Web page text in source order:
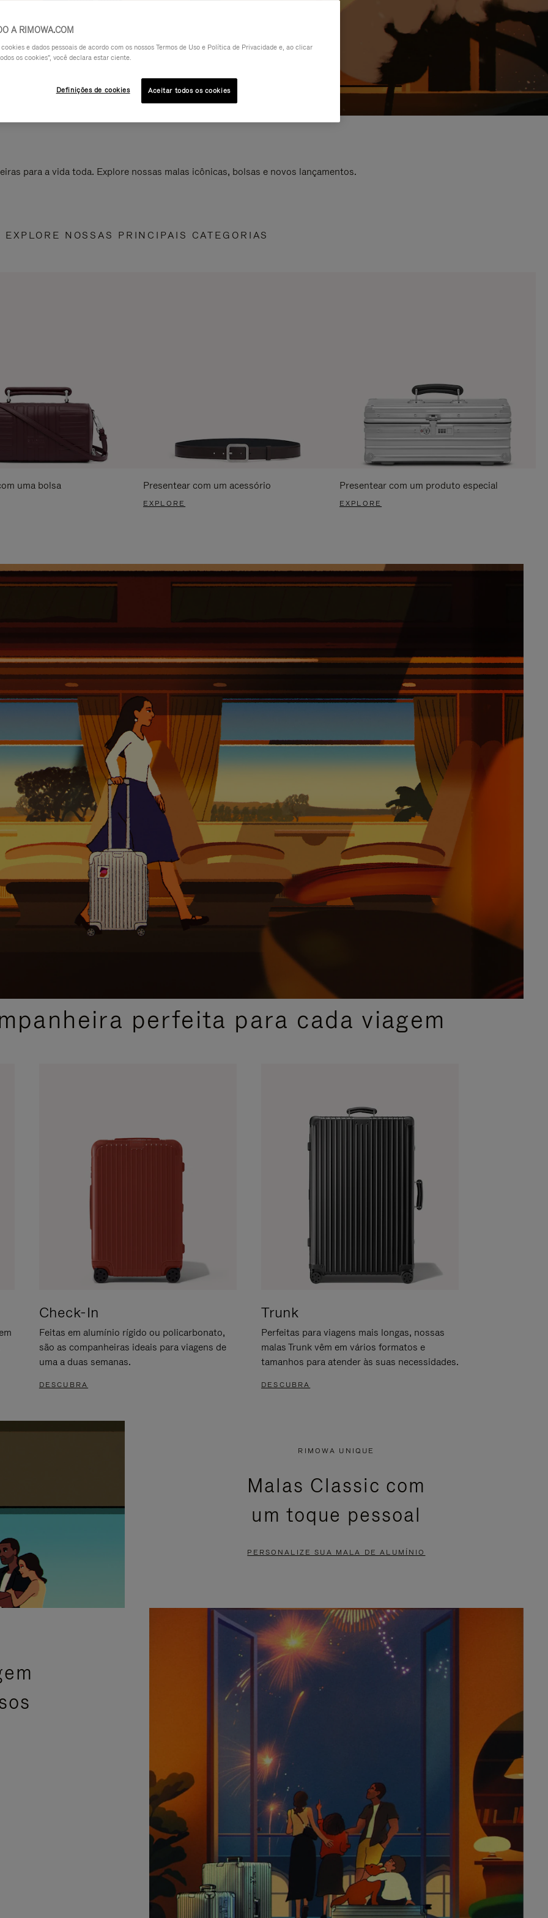
para a vida toda. Explore nossas malas icônicas, bolsas e novos lançamentos.
EXPLORE NOSSAS PRINCIPAIS CATEGORIAS
uma bolsa Presentear com um acessório
EXPLORE
Presentear com um produto especial
EXPLORE
perfeita para cada viagem
Check-In
Feitas em alumínio rígido ou policarbonato,
são as companheiras ideais para viagens de
uma a duas semanas.
DESCUBRA
Trunk
Perfeitas para viagens mais longas, nossas
malas Trunk vêm em vários formatos e
tamanhos para atender às suas necessidades.
DESCUBRA
RIMOWA UNIQUE
Malas Classic com
um toque pessoal
PERSONALIZE SUA MALA DE ALUMÍNIO
A RIMOWA.COM
e dados pessoais de acordo com os nossos Termos de Uso e Política de Privacidade e, ao clicar
os cookies", você declara estar ciente.
Definições de cookies Aceitar todos os cookies